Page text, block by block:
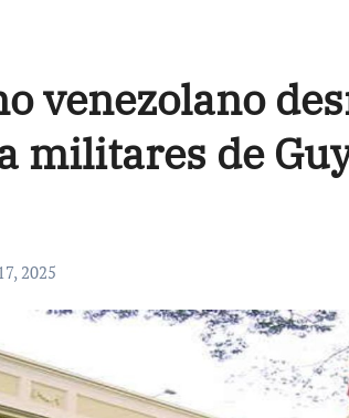
venezolano
militares de
2025